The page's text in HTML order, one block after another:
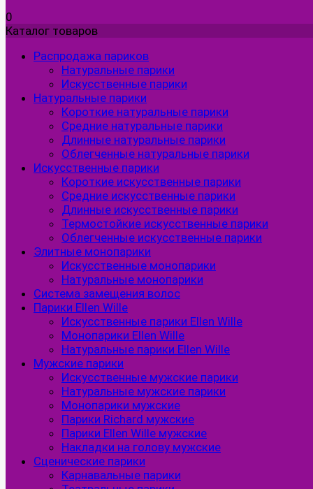
0
Каталог товаров
Распродажа париков
Натуральные парики
Искусственные парики
Натуральные парики
Короткие натуральные парики
Средние натуральные парики
Длинные натуральные парики
Облегченные натуральные парики
Искусственные парики
Короткие искусственные парики
Средние искусственные парики
Длинные искусственные парики
Термостойкие искусственные парики
Облегченные искусственные парики
Элитные монопарики
Искусственные монопарики
Натуральные монопарики
Система замещения волос
Парики Ellen Wille
Искусственные парики Ellen Wille
Монопарики Ellen Wille
Натуральные парики Ellen Wille
Мужские парики
Искусственные мужские парики
Натуральные мужские парики
Монопарики мужские
Парики Richard мужские
Парики Ellen Wille мужские
Накладки на голову мужские
Сценические парики
Карнавальные парики